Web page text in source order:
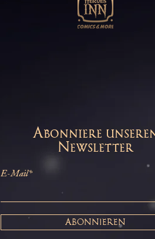
Abonniere
Newsletter
E-Mail*
ABONNIEREN